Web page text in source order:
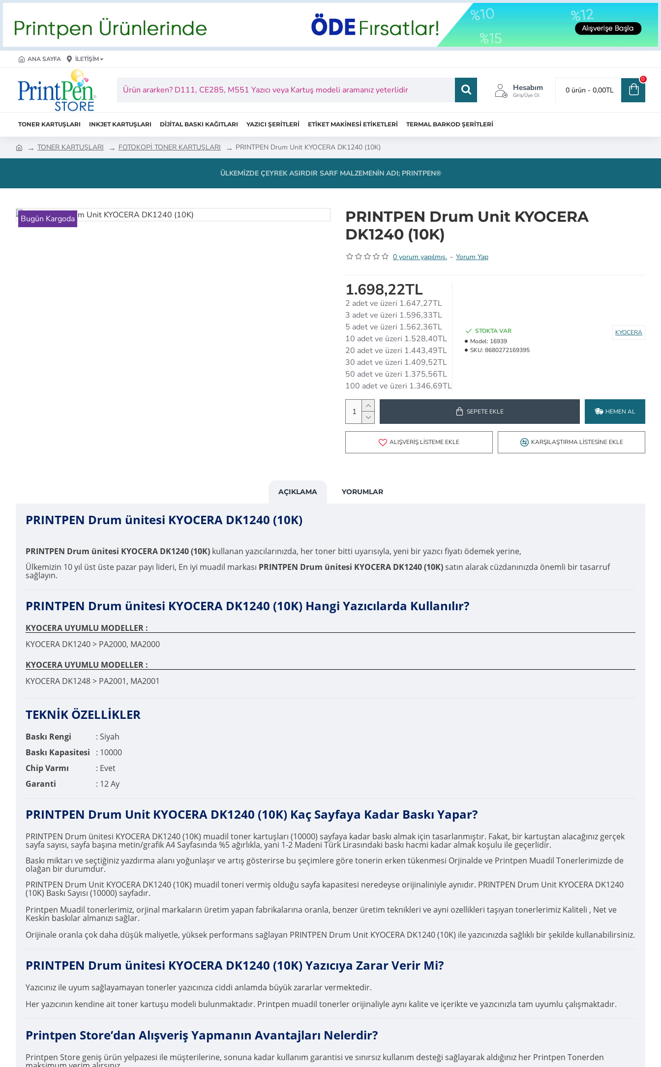
ANA SAYFA İLETIŞIM
Hesabım
Giriş/Üye Ol
0 ürün - 0,00TL
0
TONER KARTUŞLARI INKJET KARTUŞLARI DİJİTAL BASKI KAĞITLARI YAZICI ŞERİTLERİ ETİKET MAKİNESİ ETİKETLERİ TERMAL BARKOD ŞERİTLERİ
TONER KARTUŞLARI FOTOKOPİ TONER KARTUŞLARI PRINTPEN Drum Unit KYOCERA DK1240 (10K)
ÜLKEMIZDE ÇEYREK ASIRDIR SARF MALZEMENIN ADI; PRINTPEN®
Bugün Kargoda
PRINTPEN Drum Unit KYOCERA
DK1240 (10K)
0 yorum yapılmış. - Yorum Yap
1.698,22TL
2 adet ve üzeri 1.647,27TL
3 adet ve üzeri 1.596,33TL
5 adet ve üzeri 1.562,36TL
10 adet ve üzeri 1.528,40TL
20 adet ve üzeri 1.443,49TL
30 adet ve üzeri 1.409,52TL
50 adet ve üzeri 1.375,56TL
100 adet ve üzeri 1.346,69TL
STOKTA VAR
Model: 16939
SKU: 8680272169395
KYOCERA
SEPETE EKLE HEMEN AL
ALIŞVERIŞ LISTEME EKLE KARŞILAŞTIRMA LISTESINE EKLE
AÇIKLAMA YORUMLAR
PRINTPEN Drum ünitesi KYOCERA DK1240 (10K)
PRINTPEN Drum ünitesi KYOCERA DK1240 (10K) kullanan yazıcılarınızda, her toner bitti uyarısıyla, yeni bir yazıcı fiyatı ödemek yerine,
Ülkemizin 10 yıl üst üste pazar payı lideri, En iyi muadil markası PRINTPEN Drum ünitesi KYOCERA DK1240 (10K)satın alarak cüzdanınızda önemli bir tasarruf
sağlayın.
PRINTPEN Drum ünitesi KYOCERA DK1240 (10K) Hangi Yazıcılarda Kullanılır?
KYOCERA UYUMLU MODELLER :
KYOCERA DK1240 > PA2000, MA2000
KYOCERA UYUMLU MODELLER :
KYOCERA DK1248 > PA2001, MA2001
TEKNİK ÖZELLİKLER
Baskı Rengi
: Siyah
Baskı Kapasitesi
: 10000
Chip Varmı
: Evet
Garanti
: 12 Ay
PRINTPEN Drum Unit KYOCERA DK1240 (10K) Kaç Sayfaya Kadar Baskı Yapar?
PRINTPEN Drum ünitesi KYOCERA DK1240 (10K) muadil toner kartuşları (10000) sayfaya kadar baskı almak için tasarlanmıştır. Fakat, bir kartuştan alacağınız gerçek
sayfa sayısı, sayfa başına metin/grafik A4 Sayfasında %5 ağırlıkla, yani 1-2 Madeni Türk Lirasındaki baskı hacmi kadar almak koşulu ile geçerlidir.
Baskı miktarı ve seçtiğiniz yazdırma alanı yoğunlaşır ve artış gösterirse bu şeçimlere göre tonerin erken tükenmesi Orjinalde ve Printpen Muadil Tonerlerimizde de
olağan bir durumdur.
PRINTPEN Drum Unit KYOCERA DK1240 (10K) muadil toneri vermiş olduğu sayfa kapasitesi neredeyse orijinaliniyle aynıdır. PRINTPEN Drum Unit KYOCERA DK1240
(10K) Baskı Sayısı (10000) sayfadır.
Printpen Muadil tonerlerimiz, orjinal markaların üretim yapan fabrikalarına oranla, benzer üretim teknikleri ve ayni ozellikleri taşıyan tonerlerimiz Kaliteli , Net ve
Keskin baskılar almanızı sağlar.
Orijinale oranla çok daha düşük maliyetle, yüksek performans sağlayan PRINTPEN Drum Unit KYOCERA DK1240 (10K) ile yazıcınızda sağlıklı bir şekilde kullanabilirsiniz.
PRINTPEN Drum ünitesi KYOCERA DK1240 (10K) Yazıcıya Zarar Verir Mi?
Yazıcınız ile uyum sağlayamayan tonerler yazıcınıza ciddi anlamda büyük zararlar vermektedir.
Her yazıcının kendine ait toner kartuşu modeli bulunmaktadır. Printpen muadil tonerler orijinaliyle aynı kalite ve içerikte ve yazıcınızla tam uyumlu çalışmaktadır.
Printpen Store’dan Alışveriş Yapmanın Avantajları Nelerdir?
Printpen Store geniş ürün yelpazesi ile müşterilerine, sonuna kadar kullanım garantisi ve sınırsız kullanım desteği sağlayarak aldığınız her Printpen Tonerden